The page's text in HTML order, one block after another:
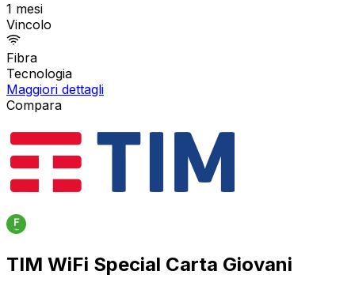
1 mesi
Vincolo
Fibra
Tecnologia
Maggiori dettagli
Compara
TIM WiFi Special Carta Giovani